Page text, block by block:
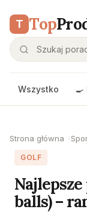
T Top
Wszystko 🍳
Strona główna
GOLF
balls) –